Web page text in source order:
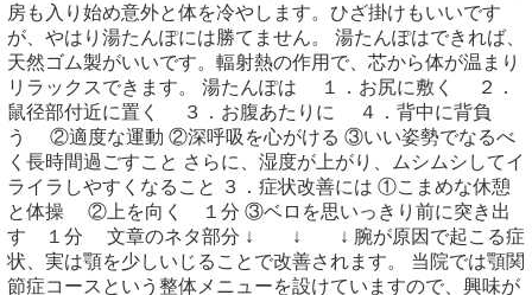
房も入り始め意外と体を冷やします。ひざ掛けもいいです
が、やはり湯たんぽには勝てません。 湯たんぽはできれば、
天然ゴム製がいいです。輻射熱の作用で、芯から体が温まり
リラックスできます。 湯たんぽは １．お尻に敷く ２．
鼠径部付近に置く ３．お腹あたりに ４．背中に背負
う ②適度な運動 ②深呼吸を心がける ③いい姿勢でなるべ
く長時間過ごすこと さらに、湿度が上がり、ムシムシしてイ
ライラしやすくなること ３．症状改善には ①こまめな休憩
と体操 ②上を向く １分 ③ベロを思いっきり前に突き出
す １分 文章のネタ部分 ↓ ↓ ↓ 腕が原因で起こる症
状、実は顎を少しいじることで改善されます。 当院では顎関
節症コースという整体メニューを設けていますので、興味が